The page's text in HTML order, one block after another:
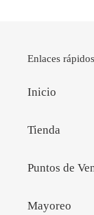
Enlaces rápidos
Inicio
Tienda
Puntos de
Mayoreo